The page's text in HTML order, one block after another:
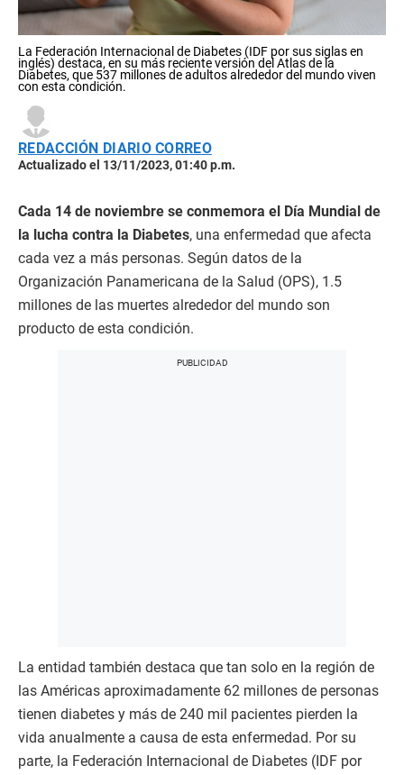
La Federación Internacional de Diabetes (IDF por sus siglas en
inglés) destaca, en su más reciente versión del Atlas de la
Diabetes, que 537 millones de adultos alrededor del mundo viven
con esta condición.
REDACCIÓN DIARIO CORREO
Actualizado el 13/11/2023, 01:40 p.m.
Cada 14 de noviembre se conmemora el Día Mundial de
la lucha contra la Diabetes, una enfermedad que afecta
cada vez a más personas. Según datos de la
Organización Panamericana de la Salud (OPS), 1.5
millones de las muertes alrededor del mundo son
producto de esta condición.
La entidad también destaca que tan solo en la región de
las Américas aproximadamente 62 millones de personas
tienen diabetes y más de 240 mil pacientes pierden la
vida anualmente a causa de esta enfermedad. Por su
parte, la Federación Internacional de Diabetes (IDF por